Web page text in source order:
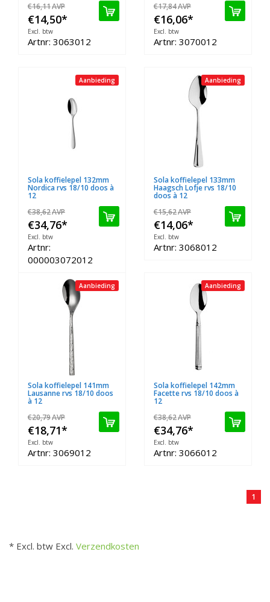
€16,11AVP
€14,50*
Excl. btw
Artnr: 3063012
€17,84AVP
€16,06*
Excl. btw
Artnr: 3070012
Aanbieding
Sola koffielepel 132mm
Nordica rvs 18/10 doos à
12
€38,62AVP
€34,76*
Excl. btw
Artnr:
000003072012
Aanbieding
Sola koffielepel 133mm
Haagsch Lofje rvs 18/10
doos à 12
€15,62AVP
€14,06*
Excl. btw
Artnr: 3068012
Aanbieding
Sola koffielepel 141mm
Lausanne rvs 18/10 doos
à 12
€20,79AVP
€18,71*
Excl. btw
Artnr: 3069012
Aanbieding
Sola koffielepel 142mm
Facette rvs 18/10 doos à
12
€38,62AVP
€34,76*
Excl. btw
Artnr: 3066012
1
* Excl. btw Excl. Verzendkosten